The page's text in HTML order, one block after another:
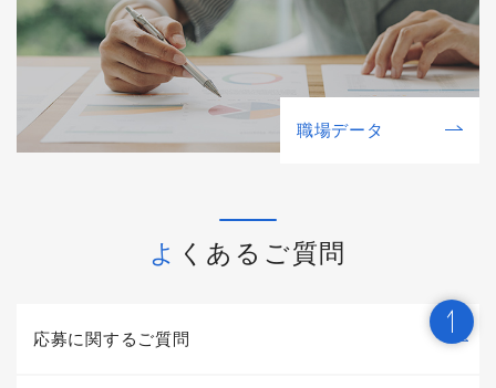
職場データ
よくあるご質問
応募に関するご質問